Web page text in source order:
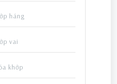
háng
vai
khớp